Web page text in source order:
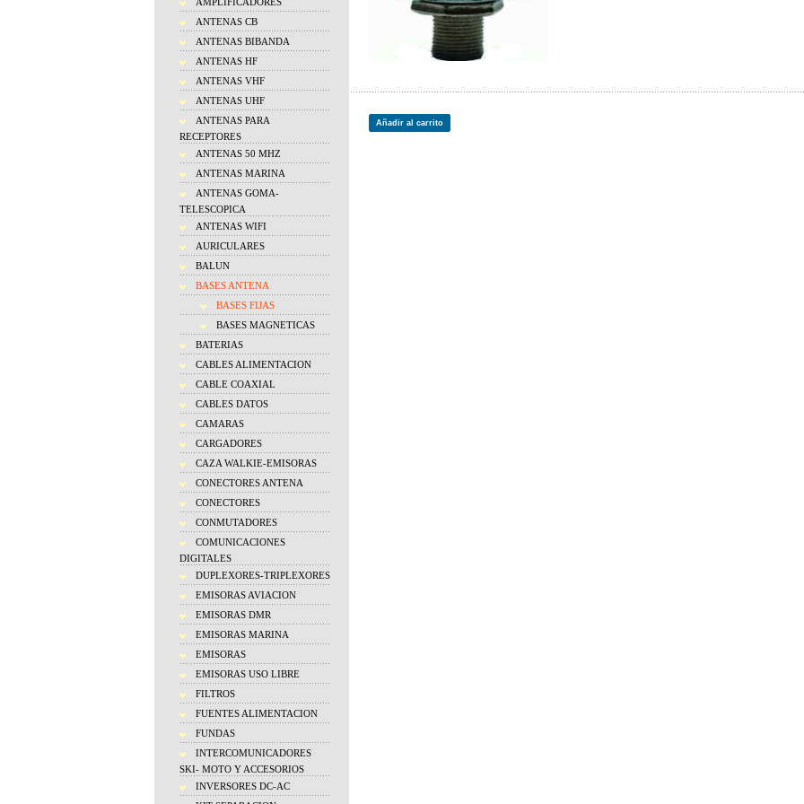
ANTENAS CB
ANTENAS BIBANDA
ANTENAS HF
ANTENAS VHF
ANTENAS UHF
ANTENAS PARA
RECEPTORES
ANTENAS 50 MHZ
ANTENAS MARINA
ANTENAS GOMA-
TELESCOPICA
ANTENAS WIFI
AURICULARES
BALUN
BASES ANTENA
BASES FIJAS
BASES MAGNETICAS
BATERIAS
CABLES ALIMENTACION
CABLE COAXIAL
CABLES DATOS
CAMARAS
CARGADORES
CAZA WALKIE-EMISORAS
CONECTORES ANTENA
CONECTORES
CONMUTADORES
COMUNICACIONES
DIGITALES
DUPLEXORES-TRIPLEXORES
EMISORAS AVIACION
EMISORAS DMR
EMISORAS MARINA
EMISORAS
EMISORAS USO LIBRE
FILTROS
FUENTES ALIMENTACION
FUNDAS
INTERCOMUNICADORES
SKI- MOTO Y ACCESORIOS
INVERSORES DC-AC
Añadir al carrito